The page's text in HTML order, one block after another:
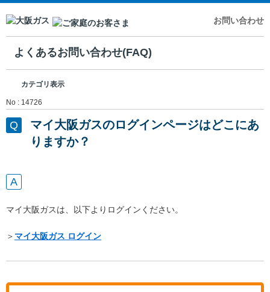
お問い合わせ
よくあるお問い合わせ(FAQ)
カテゴリ表示
No : 14726
マイ大阪ガスのログインページはどこにあ
りますか？
マイ大阪ガスは、以下よりログインください。
＞ マイ大阪ガス ログイン